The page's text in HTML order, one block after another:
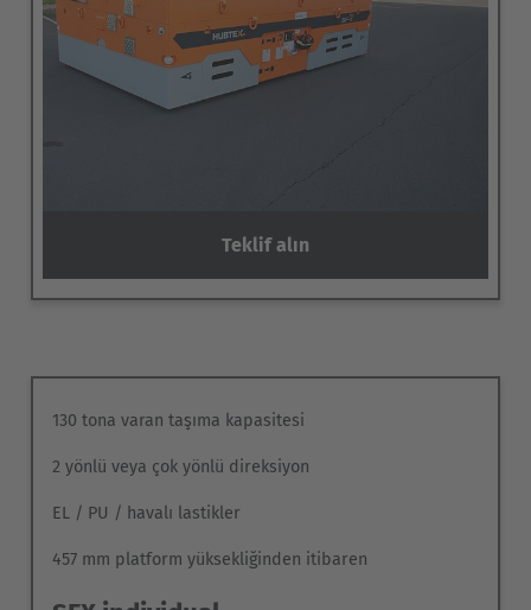
Teklif alın
130 tona varan taşıma kapasitesi
2 yönlü veya çok yönlü direksiyon
EL / PU / havalı lastikler
457 mm platform yüksekliğinden itibaren